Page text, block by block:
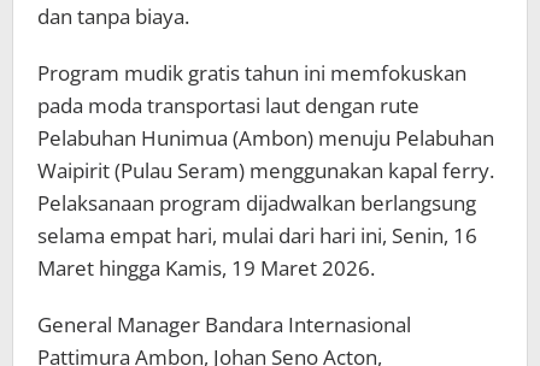
dan tanpa biaya.
Program mudik gratis tahun ini memfokuskan
pada moda transportasi laut dengan rute
Pelabuhan Hunimua (Ambon) menuju Pelabuhan
Waipirit (Pulau Seram) menggunakan kapal ferry.
Pelaksanaan program dijadwalkan berlangsung
selama empat hari, mulai dari hari ini, Senin, 16
Maret hingga Kamis, 19 Maret 2026.
General Manager Bandara Internasional
Pattimura Ambon, Johan Seno Acton,